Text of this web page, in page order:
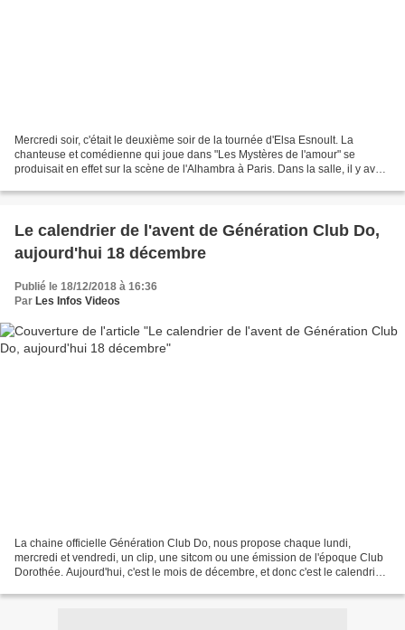
Mercredi soir, c'était le deuxième soir de la tournée d'Elsa Esnoult. La
chanteuse et comédienne qui joue dans "Les Mystères de l'amour" se
produisait en effet sur la scène de l'Alhambra à Paris. Dans la salle, il y avait
Le calendrier de l'avent de Génération Club Do,
aujourd'hui 18 décembre
Publié le 18/12/2018 à 16:36
Par Les Infos Videos
La chaine officielle Génération Club Do, nous propose chaque lundi,
mercredi et vendredi, un clip, une sitcom ou une émission de l'époque Club
Dorothée. Aujourd'hui, c'est le mois de décembre, et donc c'est le calendrier